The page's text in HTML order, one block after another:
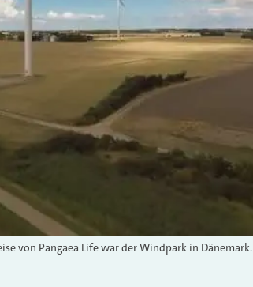
von Pangaea Life war der Windpark in Dänemark.